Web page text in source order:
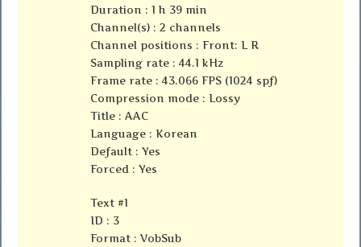
Duration : 1 h 39 min
Channel(s) : 2 channels
Channel positions : Front: L R
Sampling rate : 44.1 kHz
Frame rate : 43.066 FPS (1024 spf)
Compression mode : Lossy
Title : AAC
Language : Korean
Default : Yes
Forced : Yes
Text #1
ID : 3
Format : VobSub